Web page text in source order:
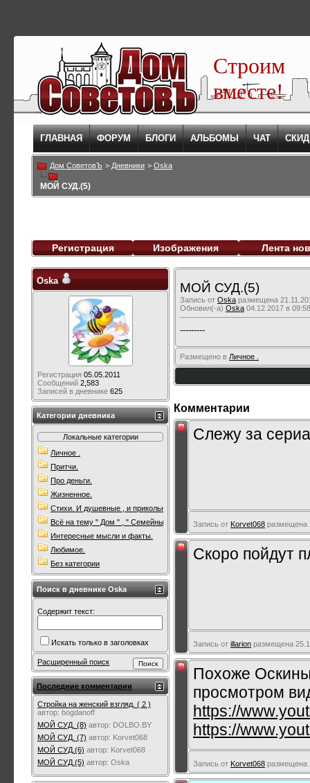
Строим
вместе!
ГЛАВНАЯ ФОРУМ БЛОГИ АЛЬБОМЫ ЧАТ
Дом СоветовЪ > Дневники > Oska
МОЙ СУД.(5)
Регистрация Изображения Лента
МОЙ СУД.(5)
Запись от Oska размещена
Обновил(-а) Oska 04.12.2017 в 09:58
---------
Размещено в Личное .
Комментарии
Слежу за
Запись от Korvet068 размещена
Скоро пойдут
Запись от illarion размещена
Похоже
просмотром
https://
https://
Запись от Korvet068 размещена
Oska
Регистрация 05.05.2011
Сообщений 2,583
Записей в дневнике 625
Категории дневника
Локальные категории
Личное .
Притчи.
Про деньги.
Жизненное.
Стихи. И душевные , и прикольные. Всякие.
Всё на тему " Дом " , " Семейны очаг " .
Интересные мысли и факты.
Любимое.
Без категории
Поиск в дневнике Oska
Содержит текст:
Искать только в заголовках
Расширенный поиск
Последние комментарии
Стройка на женский взгляд. ( 2 )
автор: bogdanoff
МОЙ СУД. (8) автор: DOLBO.BY
МОЙ СУД. (7) автор: Korvet068
МОЙ СУД.(6) автор: Korvet068
МОЙ СУД.(5) автор: Oska